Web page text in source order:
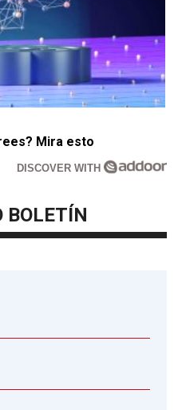
Mira esto
DISCOVER WITH
BOLETÍN